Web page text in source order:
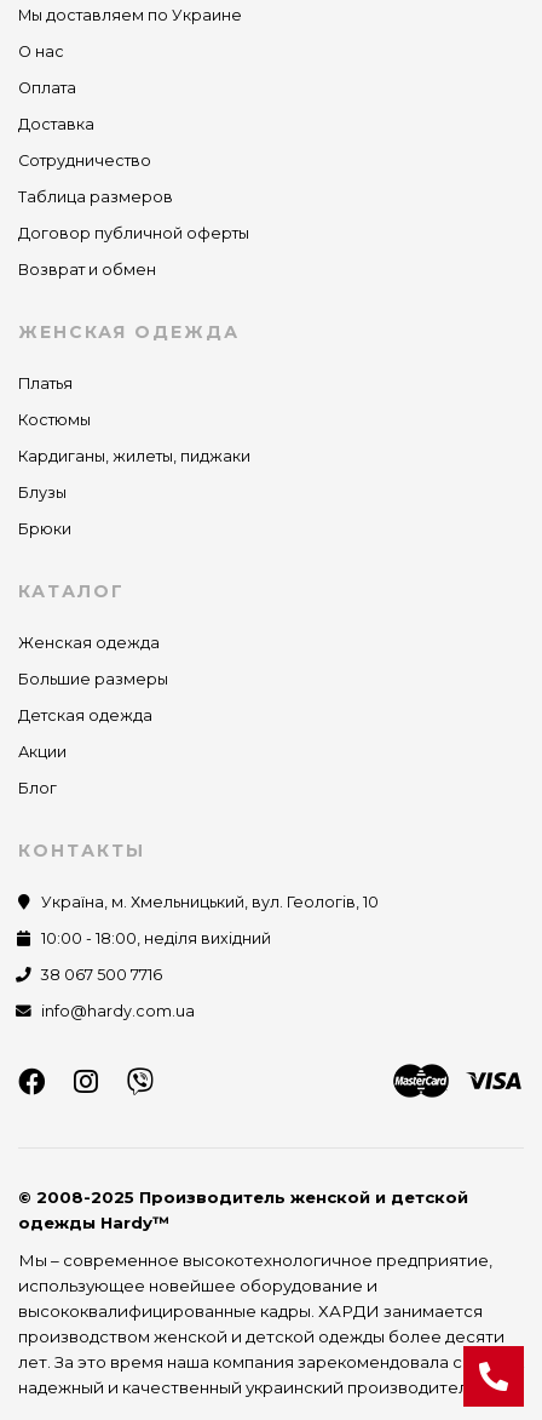
Мы доставляем по Украине
О нас
Оплата
Доставка
Сотрудничество
Таблица размеров
Договор публичной оферты
Возврат и обмен
ЖЕНСКАЯ ОДЕЖДА
Платья
Костюмы
Кардиганы, жилеты, пиджаки
Блузы
Брюки
КАТАЛОГ
Женская одежда
Большие размеры
Детская одежда
Акции
Блог
КОНТАКТЫ
Україна, м. Хмельницький, вул. Геологів, 10
10:00 - 18:00, неділя вихідний
38 067 500 7716
info@hardy.com.ua
© 2008-2025 Производитель женской и детской
одежды Hardy™
Мы – современное высокотехнологичное предприятие,
использующее новейшее оборудование и
высококвалифицированные кадры. ХАРДИ занимается
производством женской и детской одежды более десяти
лет. За это время наша компания зарекомендовала себя как
надежный и качественный украинский производитель.